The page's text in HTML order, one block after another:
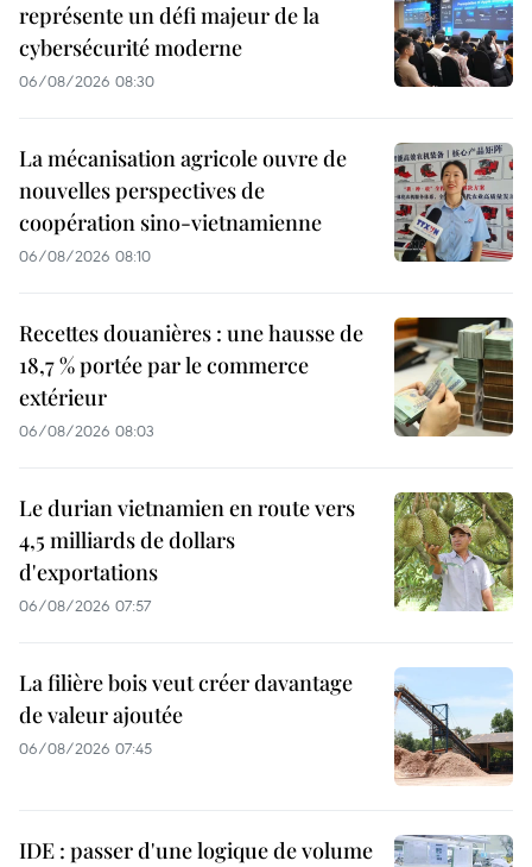
représente un défi majeur de la
cybersécurité moderne
06/08/2026 08:30
La mécanisation agricole ouvre de
nouvelles perspectives de
coopération sino-vietnamienne
06/08/2026 08:10
Recettes douanières : une hausse de
18,7 % portée par le commerce
extérieur
06/08/2026 08:03
Le durian vietnamien en route vers
4,5 milliards de dollars
d'exportations
06/08/2026 07:57
La filière bois veut créer davantage
de valeur ajoutée
06/08/2026 07:45
IDE : passer d'une logique de volume